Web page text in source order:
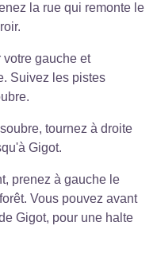
la rue qui remonte le
votre gauche et
Suivez les pistes
tournez à droite
Gigot.
prenez à gauche le
Vous pouvez avant
Gigot, pour une halte